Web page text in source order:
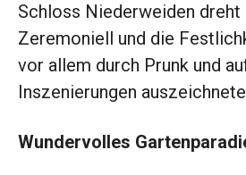
Schloss Niederweiden dreht
Zeremoniell und die
vor allem durch Prunk und
Inszenierungen
Wundervolles